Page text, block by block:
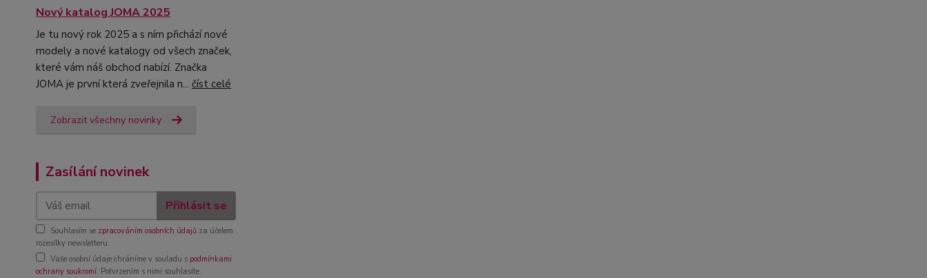
Nový katalog JOMA 2025
Je tu nový rok 2025 a s ním přichází nové
modely a nové katalogy od všech značek,
které vám náš obchod nabízí. Značka
JOMA je první která zveřejnila n... číst celé
Zobrazit všechny novinky
Zasílání novinek
Přihlásit se
Souhlasím se zpracováním osobních údajů za účelem
rozesílky newsletteru.
Vaše osobní údaje chráníme v souladu s podmínkami
ochrany soukromí. Potvrzením s nimi souhlasíte.